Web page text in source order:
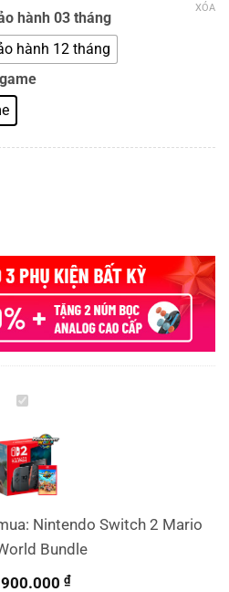
hành 03 tháng
hành 12 tháng
XÓA
Nintendo
2
Mario
Kart
World
Nintendo Switch 2 Mario
Bundle
₫